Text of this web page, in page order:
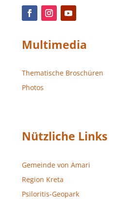
Multimedia
Thematische Broschüren
Photos
Nützliche Links
Gemeinde von Amari
Region Kreta
Psiloritis-Geopark